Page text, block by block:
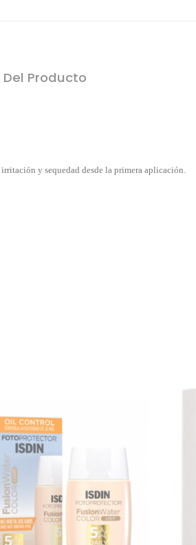
Producto
y sequedad desde la primera aplicación.